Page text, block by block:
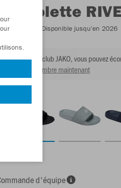
Jakolette
- Disponible jusqu'en 2026
membre du club JAKO, vous pouvez
Devenir membre maintenant
d'équipe